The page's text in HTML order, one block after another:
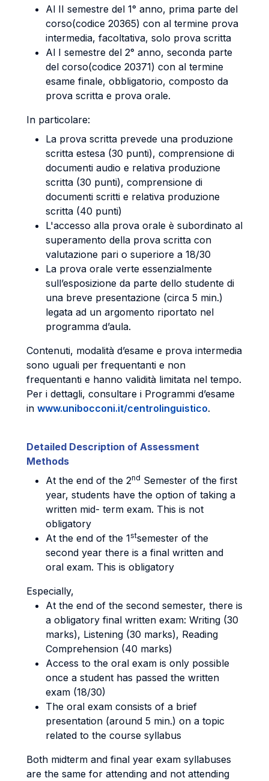
Al II semestre del 1° anno, prima parte del
corso(codice 20365) con al termine prova
intermedia, facoltativa, solo prova scritta
Al I semestre del 2° anno, seconda parte
del corso(codice 20371) con al termine
esame finale, obbligatorio, composto da
prova scritta e prova orale.
In particolare:
La prova scritta prevede una produzione
scritta estesa (30 punti), comprensione di
documenti audio e relativa produzione
scritta (30 punti), comprensione di
documenti scritti e relativa produzione
scritta (40 punti)
L'accesso alla prova orale è subordinato al
superamento della prova scritta con
valutazione pari o superiore a 18/30
La prova orale verte essenzialmente
sull’esposizione da parte dello studente di
una breve presentazione (circa 5 min.)
legata ad un argomento riportato nel
programma d’aula.
Contenuti, modalità d’esame e prova intermedia
sono uguali per frequentanti e non
frequentanti e hanno validità limitata nel tempo.
Per i dettagli, consultare i Programmi d’esame
in www.unibocconi.it/centrolinguistico.
Detailed Description of Assessment
Methods
At the end of the 2nd Semester of the first
year, students have the option of taking a
written mid- term exam. This is not
obligatory
At the end of the 1stsemester of the
second year there is a final written and
oral exam. This is obligatory
Especially,
At the end of the second semester, there is
a obligatory final written exam: Writing (30
marks), Listening (30 marks), Reading
Comprehension (40 marks)
Access to the oral exam is only possible
once a student has passed the written
exam (18/30)
The oral exam consists of a brief
presentation (around 5 min.) on a topic
related to the course syllabus
Both midterm and final year exam syllabuses
are the same for attending and not attending